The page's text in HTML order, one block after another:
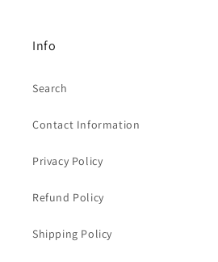
Info
Search
Contact Information
Privacy Policy
Refund Policy
Shipping Policy